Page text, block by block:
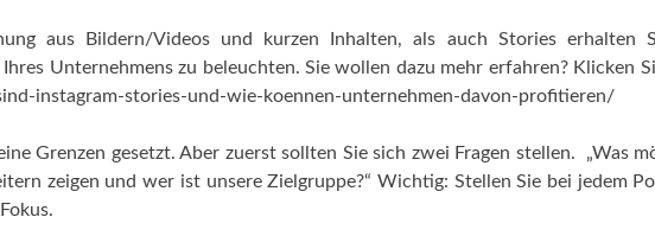
aus Bildern/Videos und kurzen Inhalten, als auch Stories erhalten
Unternehmens zu beleuchten. Sie wollen dazu mehr erfahren? Klicken
instagram-stories-und-wie-koennen-unternehmen-davon-profitieren/
Grenzen gesetzt. Aber zuerst sollten Sie sich zwei Fragen stellen. „Was
zeigen und wer ist unsere Zielgruppe?“ Wichtig: Stellen Sie bei jedem